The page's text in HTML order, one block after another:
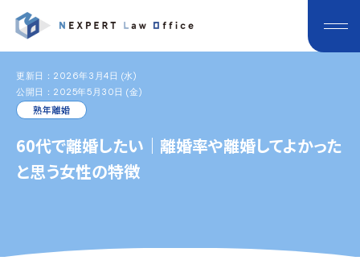
更新日：2026年3月4日 (水)
公開日：2025年5月30日 (金)
熟年離婚
60代で離婚したい｜離婚率や離婚してよかった
と思う女性の特徴